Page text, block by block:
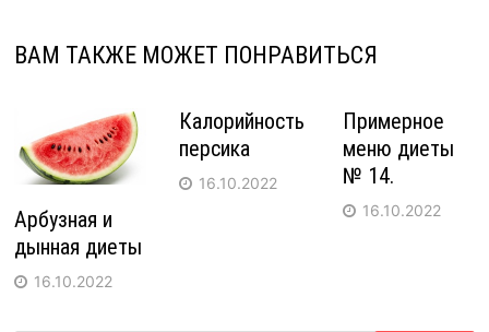
ВАМ ТАКЖЕ МОЖЕТ ПОНРАВИТЬСЯ
Арбузная и
дынная диеты
16.10.2022
Калорийность
персика
16.10.2022
Примерное
меню диеты
№ 14.
16.10.2022